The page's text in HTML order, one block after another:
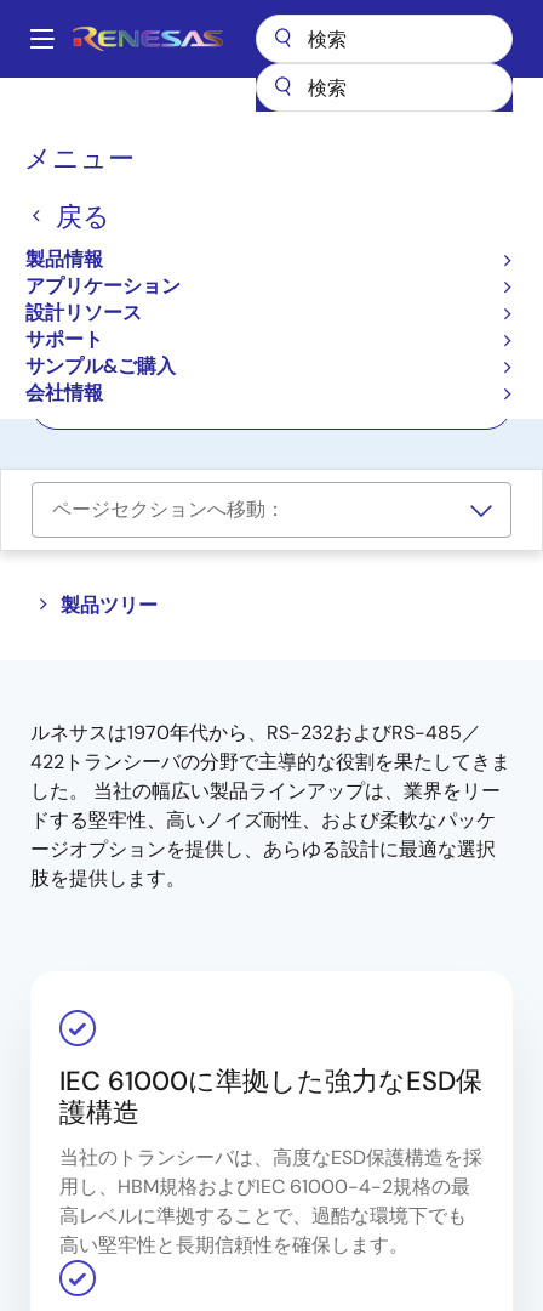
ン
Main
メニュー
戻る
製品情報
アプリケーション
設計リソース
サポート
サンプル&ご購入
会社情報
パ
く
ず
RS-485/422、RS-232、お
よびマルチプロトコルトラ
ンシーバ
ページセクションへ移動：
製品ツリー
Close
Open
ルネサスは1970年代から、RS-232およびRS-485／
422トランシーバの分野で主導的な役割を果たしてきま
した。 当社の幅広い製品ラインアップは、業界をリー
ドする堅牢性、高いノイズ耐性、および柔軟なパッケ
ージオプションを提供し、あらゆる設計に最適な選択
肢を提供します。
IEC 61000に準拠した強力なESD保
護構造
当社のトランシーバは、高度なESD保護構造を採
用し、HBM規格およびIEC 61000-4-2規格の最
高レベルに準拠することで、過酷な環境下でも
高い堅牢性と長期信頼性を確保します。